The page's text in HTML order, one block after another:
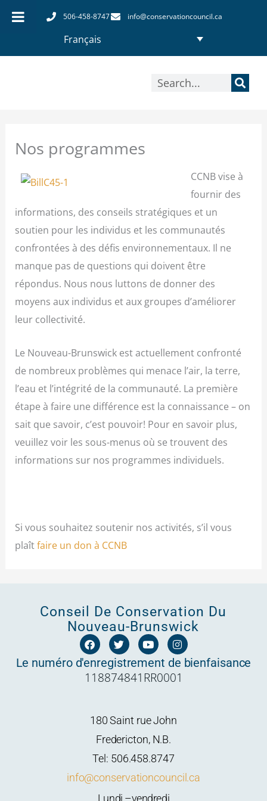
Aller
506-458-8747 info@conservationcouncil.ca
Français
Rechercher
Nos programmes
CCNB vise à
fournir des
informations, des conseils stratégiques et un
soutien pour les individus et les communautés
confrontées à des défis environnementaux. Il ne
manque pas de questions qui doivent être
répondus. Nous nous luttons de donner des
moyens aux individus et aux groupes d’améliorer
leur collectivité.
Le Nouveau-Brunswick est actuellement confronté
de nombreux problèmes qui menace l’air, la terre,
l’eau et l’intégrité de la communauté. La première
étape à faire une différence est la connaissance – on
sait que savoir, c’est pouvoir! Pour en savoir plus,
veuillez voir les sous-menus où se trouvent des
informations sur nos programmes individuels.
Si vous souhaitez soutenir nos activités, s’il vous
plaîtfaire un don à CCNB
Conseil De Conservation Du
Nouveau-Brunswick
F
a
c
e
b
T
w
i
t
t
Y
o
u
t
u
I
n
s
t
a
Le numéro d'enregistrement de bienfaisance
118874841RR0001
180 Saint rue John
Fredericton, N.B.
Tel: 506.458.8747
info@conservationcouncil.ca